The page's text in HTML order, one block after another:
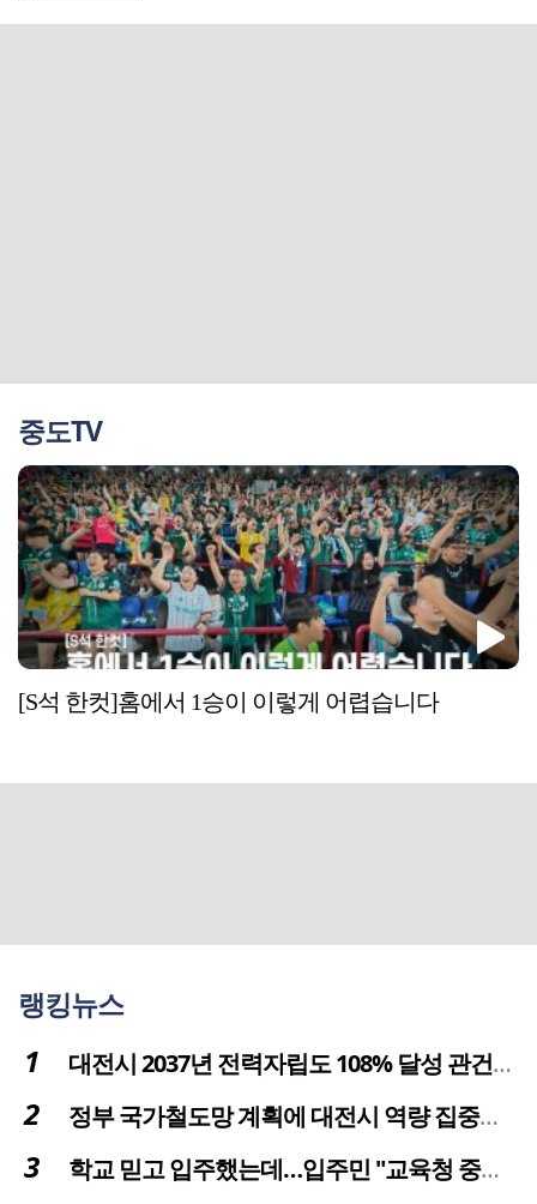
중도TV
[S석 한컷]홈에서 1승이 이렇게 어렵습니다
랭킹뉴스
대전시 2037년 전력자립도 108% 달성 관건은 '주민 수용성'
정부 국가철도망 계획에 대전시 역량 집중해야
학교 믿고 입주했는데…입주민 "교육청 중재 나서라"